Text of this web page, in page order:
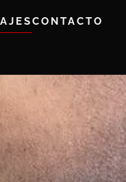
CONTACTO